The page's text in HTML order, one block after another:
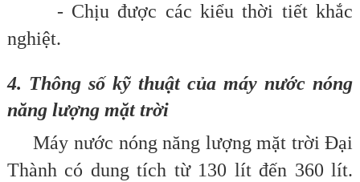
- Chịu được các kiểu thời tiết khắc
nghiệt.
4. Thông số kỹ thuật của máy nước nóng
năng lượng mặt trời
Máy nước nóng năng lượng mặt trời Đại
Thành có dung tích từ 130 lít đến 360 lít.